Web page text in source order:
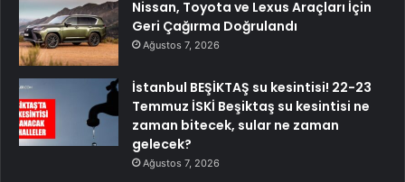
Nissan, Toyota ve Lexus Araçları İçin
Geri Çağırma Doğrulandı
Ağustos 7, 2026
İstanbul BEŞİKTAŞ su kesintisi! 22-23
Temmuz İSKİ Beşiktaş su kesintisi ne
zaman bitecek, sular ne zaman
gelecek?
Ağustos 7, 2026